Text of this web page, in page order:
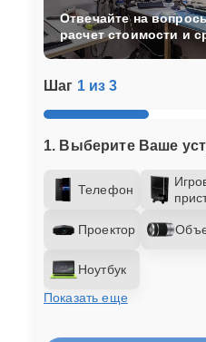
Шаг 1 из 3
1. Выберите Ваше
Телефон
Проектор
Ноутбук
Показать еще
Отвечайте на
расчет стоимости и